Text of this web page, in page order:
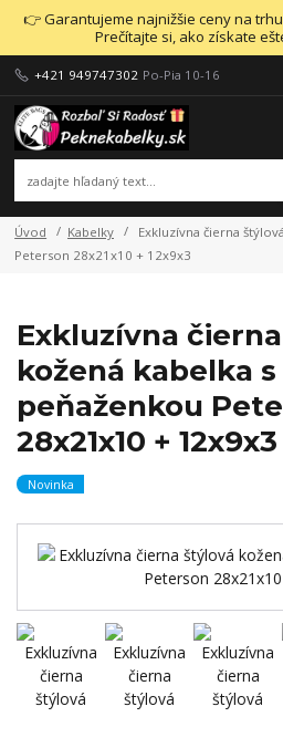
👉 Garantujeme najnižšie ceny na
Prečítajte si, ako získate
+421 949747302 Po-Pia 10-16
Úvod Kabelky
Exkluzívna čierna
Peterson 28x21x10 + 12x9x3
Exkluzívna
kožená kabelka s
peňaženkou
28x21x10 + 12x9x3
Novinka